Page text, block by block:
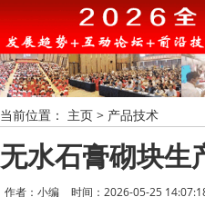
当前位置： 主页 > 产品技术
无水石膏砌块生
作者：小编 时间：2026-05-25